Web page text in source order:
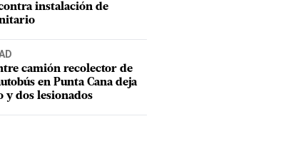
instalación de
camión recolector de
en Punta Cana deja
y dos lesionados